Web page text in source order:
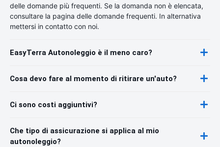
delle domande più frequenti. Se la domanda non è elencata,
consultare la pagina delle domande frequenti. In alternativa
mettersi in contatto con noi.
EasyTerra Autonoleggio è il meno caro?
Cosa devo fare al momento di ritirare un'auto?
Ci sono costi aggiuntivi?
Che tipo di assicurazione si applica al mio
autonoleggio?